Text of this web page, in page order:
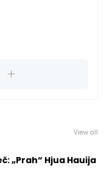
View all
„Prah“ Hjua Hauija